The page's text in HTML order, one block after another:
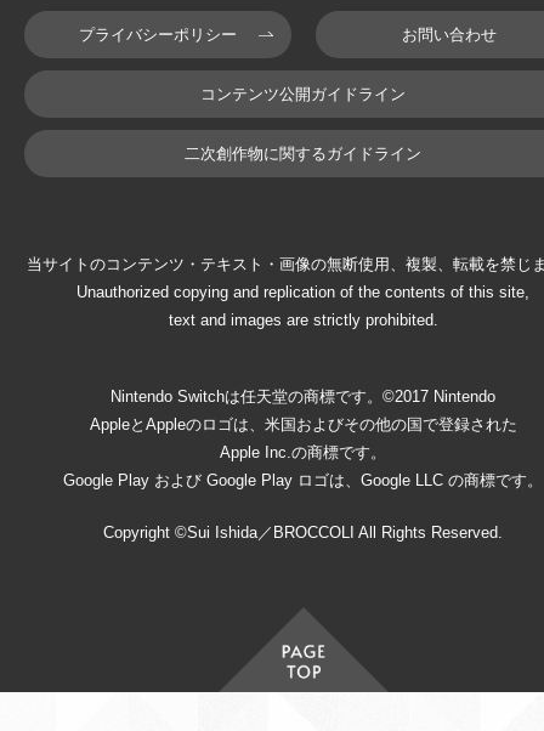
プライバシーポリシー お問い合わせ
コンテンツ公開ガイドライン
二次創作物に関するガイドライン
当サイトのコンテンツ・テキスト・画像の無断使用、複製、転載を禁じ
Unauthorized copying and replication of the contents of this site,
text and images are strictly prohibited.
Nintendo Switchは任天堂の商標です。©2017 Nintendo
AppleとAppleのロゴは、米国およびその他の国で登録された
Apple Inc.の商標です。
Google Play および Google Play ロゴは、Google LLC の商標です。
Copyright ©Sui Ishida／BROCCOLI All Rights Reserved.